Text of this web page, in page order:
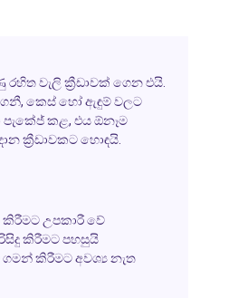
වැලි ක්‍රීඩාවක් ගෙන එයි.
ගනී, කෙස් හෝ ඇඳුම් වලට
කළ, එය ඕනෑම
ක්‍රීඩාවකට හොඳයි.
උපකාරී වේ
කිරීමට පහසුයි
කිරීමට අවශ්‍ය නැත